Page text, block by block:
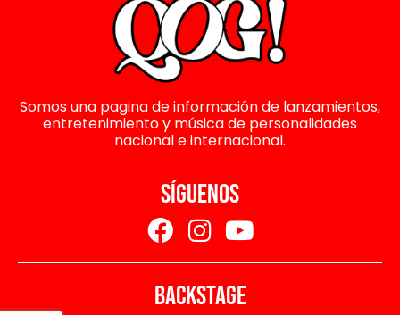
Somos una pagina de información de lanzamientos,
entretenimiento y música de personalidades
nacional e internacional.
SÍGUENOS
BACKSTAGE